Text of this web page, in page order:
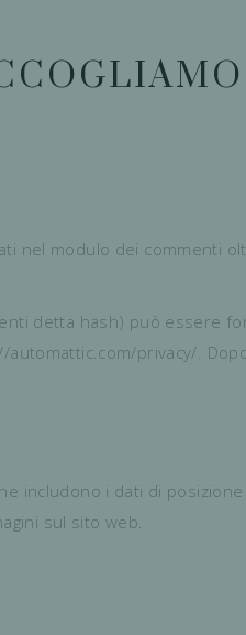
nel modulo dei commenti
detta hash) può essere
privacy/.
includono i dati di
sul sito web.